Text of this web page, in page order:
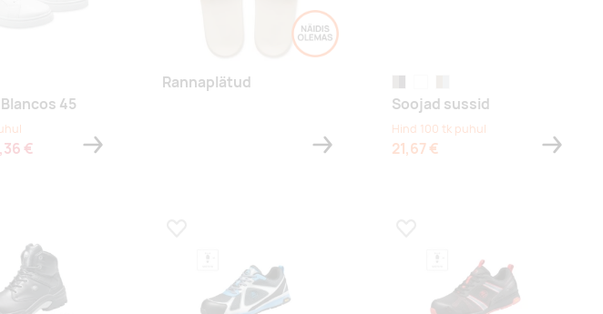
45
€
Rannaplätud
Soojad sussid
Hind 100 tk puhul
21,67 €